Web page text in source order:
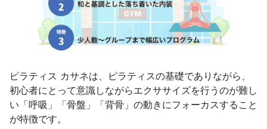
ピラティス カサネは、ピラティスの基礎でありながら、
初心者にとって意識しながらエクササイズを行うのが難し
い「呼吸」「骨盤」「背骨」の動きにフォーカスすること
が特徴です。